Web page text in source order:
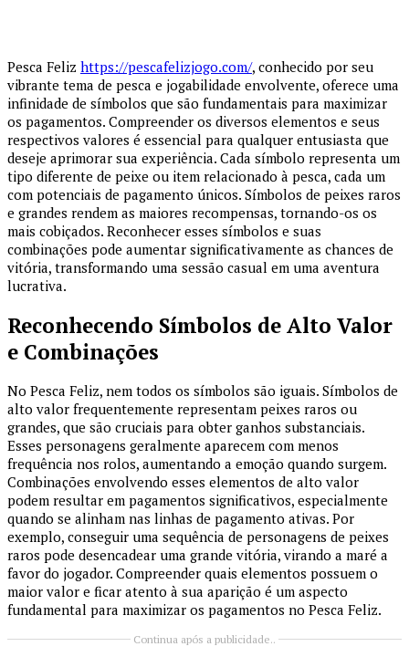
Pesca Feliz https://pescafelizjogo.com/, conhecido por seu
vibrante tema de pesca e jogabilidade envolvente, oferece uma
infinidade de símbolos que são fundamentais para maximizar
os pagamentos. Compreender os diversos elementos e seus
respectivos valores é essencial para qualquer entusiasta que
deseje aprimorar sua experiência. Cada símbolo representa um
tipo diferente de peixe ou item relacionado à pesca, cada um
com potenciais de pagamento únicos. Símbolos de peixes raros
e grandes rendem as maiores recompensas, tornando-os os
mais cobiçados. Reconhecer esses símbolos e suas
combinações pode aumentar significativamente as chances de
vitória, transformando uma sessão casual em uma aventura
lucrativa.
Reconhecendo Símbolos de Alto Valor
e Combinações
No Pesca Feliz, nem todos os símbolos são iguais. Símbolos de
alto valor frequentemente representam peixes raros ou
grandes, que são cruciais para obter ganhos substanciais.
Esses personagens geralmente aparecem com menos
frequência nos rolos, aumentando a emoção quando surgem.
Combinações envolvendo esses elementos de alto valor
podem resultar em pagamentos significativos, especialmente
quando se alinham nas linhas de pagamento ativas. Por
exemplo, conseguir uma sequência de personagens de peixes
raros pode desencadear uma grande vitória, virando a maré a
favor do jogador. Compreender quais elementos possuem o
maior valor e ficar atento à sua aparição é um aspecto
fundamental para maximizar os pagamentos no Pesca Feliz.
Continua após a publicidade..